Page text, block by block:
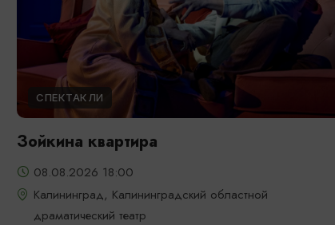
СПЕКТАКЛИ
Зойкина квартира
08.08.2026 18:00
Калининград, Калининградский областной
драматический театр